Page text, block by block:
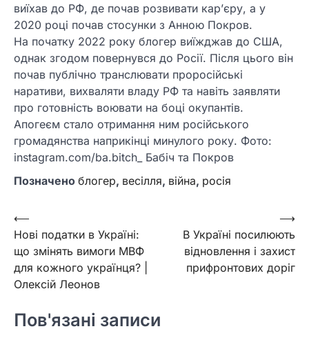
виїхав до РФ, де почав розвивати кар’єру, а у
2020 році почав стосунки з Анною Покров.
На початку 2022 року блогер виїжджав до США,
однак згодом повернувся до Росії. Після цього він
почав публічно транслювати проросійські
наративи, вихваляти владу РФ та навіть заявляти
про готовність воювати на боці окупантів.
Апогеєм стало отримання ним російського
громадянства наприкінці минулого року. Фото:
instagram.com/ba.bitch_ Бабіч та Покров
Позначено блогер, весілля, війна, росія
Навігація
записів
⟵
Нові податки в Україні:
що змінять вимоги МВФ
для кожного українця? |
Олексій Леонов
В Україні посилюють
відновлення і захист
прифронтових доріг
⟶
Пов'язані записи